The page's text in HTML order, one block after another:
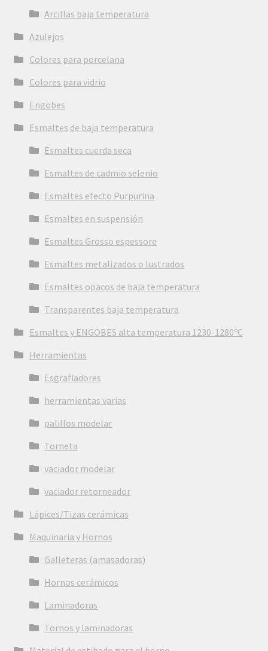
Arcillas baja temperatura
Azulejos
Colores para porcelana
Colores para vidrio
Engobes
Esmaltes de baja temperatura
Esmaltes cuerda seca
Esmaltes de cadmio selenio
Esmaltes efecto Purpurina
Esmaltes en suspensión
Esmaltes Grosso espessore
Esmaltes metalizados o lustrados
Esmaltes opacos de baja temperatura
Transparentes baja temperatura
Esmaltes y ENGOBES alta temperatura 1230-1280ºC
Herramientas
Esgrafiadores
herramientas varias
palillos modelar
Torneta
vaciador modelar
vaciador retorneador
Lápices/Tizas cerámicas
Maquinaria y Hornos
Galleteras (amasadoras)
Hornos cerámicos
Laminadoras
Tornos y laminadoras